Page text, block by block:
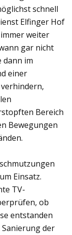
schnell
Elfinger Hof
weiter
gar nicht
dann im
einer
Bereich
Bewegungen
Einsatz.
TV-
ob
entstanden
der